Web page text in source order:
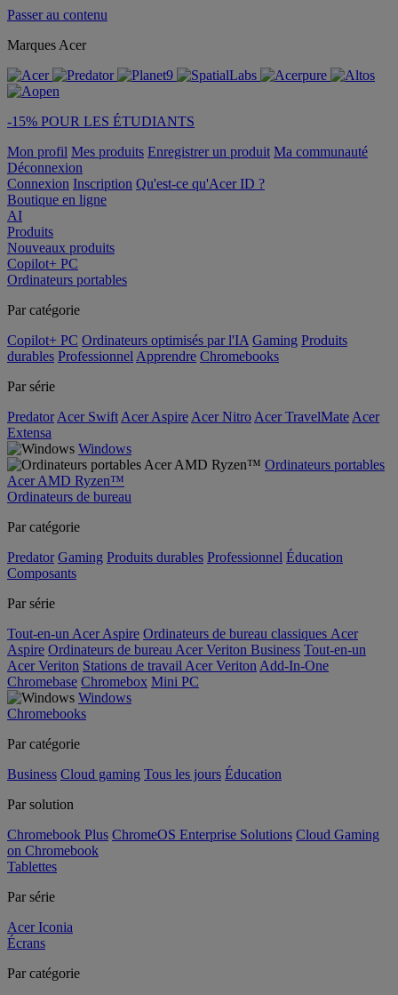
Passer au contenu
Marques Acer
-15% POUR LES ÉTUDIANTS
Mon profil Mes produits Enregistrer un produit Ma communauté
Déconnexion
Connexion Inscription Qu'est-ce qu'Acer ID ?
Boutique en ligne
AI
Produits
Nouveaux produits
Copilot+ PC
Ordinateurs portables
Par catégorie
Copilot+ PC Ordinateurs optimisés par l'IA Gaming Produits
durables Professionnel Apprendre Chromebooks
Par série
Predator Acer Swift Acer Aspire Acer Nitro Acer TravelMate Acer
Extensa
Windows
Ordinateurs portables
Acer AMD Ryzen™
Ordinateurs de bureau
Par catégorie
Predator Gaming Produits durables Professionnel Éducation
Composants
Par série
Tout-en-un Acer Aspire Ordinateurs de bureau classiques Acer
Aspire Ordinateurs de bureau Acer Veriton Business Tout-en-un
Acer Veriton Stations de travail Acer Veriton Add-In-One
Chromebase Chromebox Mini PC
Windows
Chromebooks
Par catégorie
Business Cloud gaming Tous les jours Éducation
Par solution
Chromebook Plus ChromeOS Enterprise Solutions Cloud Gaming
on Chromebook
Tablettes
Par série
Acer Iconia
Écrans
Par catégorie